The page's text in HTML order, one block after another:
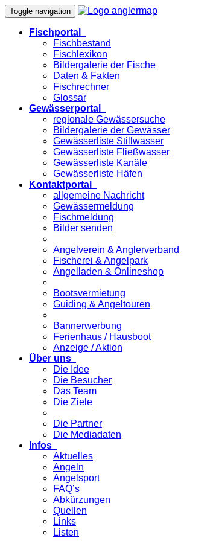
Toggle navigation
Fischportal
Fischbestand
Fischlexikon
Bildergalerie der Fische
Daten & Fakten
Fischrechner
Glossar
Gewässerportal
regionale Gewässersuche
Bildergalerie der Gewässer
Gewässerliste Stillwasser
Gewässerliste Fließwasser
Gewässerliste Kanäle
Gewässerliste Häfen
Kontaktportal
allgemeine Nachricht
Gewässermeldung
Fischmeldung
Bilder senden
Angelverein & Anglerverband
Fischerei & Angelpark
Angelladen & Onlineshop
Bootsvermietung
Guiding & Angeltouren
Bannerwerbung
Ferienhaus / Hausboot
Anzeige / Aktion
Über uns
Die Idee
Die Besucher
Das Team
Die Ziele
Die Partner
Die Mediadaten
Infos
Aktuelles
Angeln
Angelsport
FAQ’s
Abkürzungen
Quellen
Links
Listen